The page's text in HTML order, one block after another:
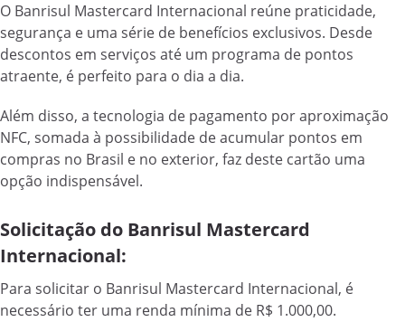
O Banrisul Mastercard Internacional reúne praticidade,
segurança e uma série de benefícios exclusivos. Desde
descontos em serviços até um programa de pontos
atraente, é perfeito para o dia a dia.
Além disso, a tecnologia de pagamento por aproximação
NFC, somada à possibilidade de acumular pontos em
compras no Brasil e no exterior, faz deste cartão uma
opção indispensável.
Solicitação do Banrisul Mastercard
Internacional:
Para solicitar o Banrisul Mastercard Internacional, é
necessário ter uma renda mínima de R$ 1.000,00.